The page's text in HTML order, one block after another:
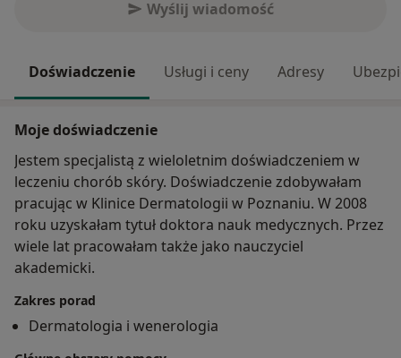
Wyślij wiadomość
Doświadczenie Usługi i ceny Adresy
Moje doświadczenie
Jestem specjalistą z wieloletnim doświadczeniem w
leczeniu chorób skóry. Doświadczenie zdobywałam
pracując w Klinice Dermatologii w Poznaniu. W 2008
roku uzyskałam tytuł doktora nauk medycznych. Przez
wiele lat pracowałam także jako nauczyciel
akademicki.
Zakres porad
Dermatologia i wenerologia